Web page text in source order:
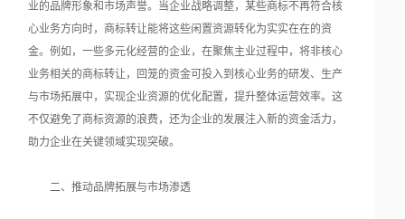
业的品牌形象和市场声誉。当企业战略调整，某些商标不再符合核
心业务方向时，商标转让能将这些闲置资源转化为实实在在的资
金。例如，一些多元化经营的企业，在聚焦主业过程中，将非核心
业务相关的商标转让，回笼的资金可投入到核心业务的研发、生产
与市场拓展中，实现企业资源的优化配置，提升整体运营效率。这
不仅避免了商标资源的浪费，还为企业的发展注入新的资金活力，
助力企业在关键领域实现突破。
二、推动品牌拓展与市场渗透